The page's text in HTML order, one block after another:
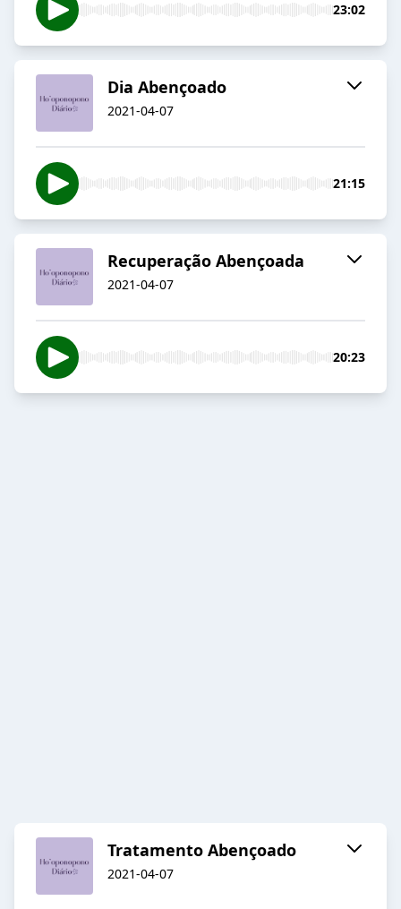
23:02
Dia Abençoado
2021-04-07
21:15
Recuperação Abençoada
2021-04-07
20:23
Tratamento Abençoado
2021-04-07